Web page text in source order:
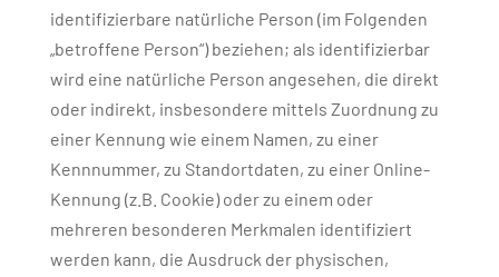
identifizierbare natürliche Person (im Folgenden
„betroffene Person“) beziehen; als identifizierbar
wird eine natürliche Person angesehen, die direkt
oder indirekt, insbesondere mittels Zuordnung zu
einer Kennung wie einem Namen, zu einer
Kennnummer, zu Standortdaten, zu einer Online-
Kennung (z.B. Cookie) oder zu einem oder
mehreren besonderen Merkmalen identifiziert
werden kann, die Ausdruck der physischen,